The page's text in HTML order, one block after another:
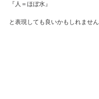
『人＝ほぼ水』
と表現しても良いかもしれません